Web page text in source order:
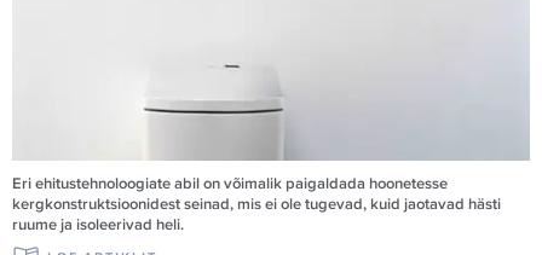
Eri ehitustehnoloogiate abil on võimalik paigaldada hoonetesse
kergkonstruktsioonidest seinad, mis ei ole tugevad, kuid jaotavad hästi
ruume ja isoleerivad heli.